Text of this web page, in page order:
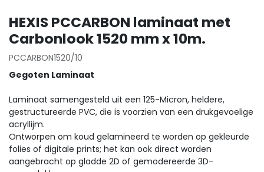
HEXIS PCCARBON laminaat met
Carbonlook 1520 mm x 10m.
PCCARBON1520/10
Gegoten Laminaat
Laminaat samengesteld uit een 125-Micron, heldere,
gestructureerde PVC, die is voorzien van een drukgevoelige
acryllijm.
Ontworpen om koud gelamineerd te worden op gekleurde
folies of digitale prints; het kan ook direct worden
aangebracht op gladde 2D of gemodereerde 3D-